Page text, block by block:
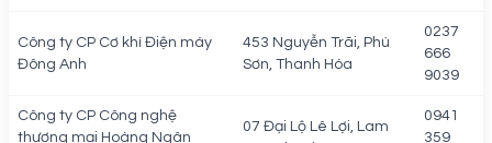
Công ty CP Cơ khí Điện máy
Đông Anh
453 Nguyễn Trãi, Phú
Sơn, Thanh Hóa
0237
666
9039
Công ty CP Công nghệ
thương mại Hoàng Ngân
07 Đại Lộ Lê Lợi, Lam
0941
359